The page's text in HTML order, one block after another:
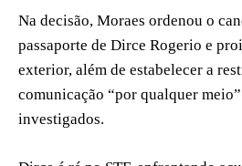
Na decisão, Moraes ordenou o
passaporte de Dirce Rogerio e
exterior, além de estabelecer a
comunicação “por qualquer
investigados.